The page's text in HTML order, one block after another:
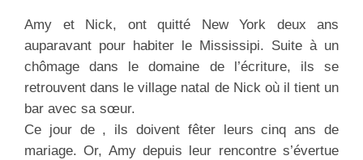
Amy et Nick, ont quitté New York deux ans
auparavant pour habiter le Mississipi. Suite à un
chômage dans le domaine de l’écriture, ils se
retrouvent dans le village natal de Nick où il tient un
bar avec sa sœur.
Ce jour de , ils doivent fêter leurs cinq ans de
mariage. Or, Amy depuis leur rencontre s’évertue